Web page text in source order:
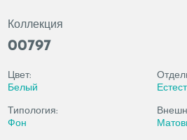
Коллекция
00797
Цвет:
Белый
Типология:
Фон